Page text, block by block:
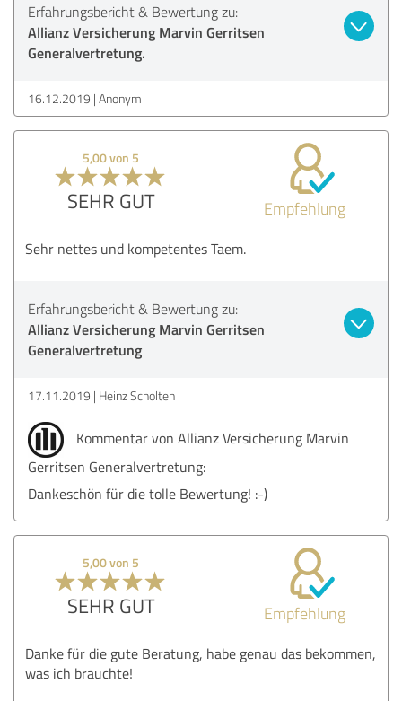
Erfahrungsbericht & Bewertung zu:
Allianz Versicherung Marvin Gerritsen
Generalvertretung.
16.12.2019 Anonym
5,00 von 5
SEHR GUT Empfehlung
Sehr nettes und kompetentes Taem.
Erfahrungsbericht & Bewertung zu:
Allianz Versicherung Marvin Gerritsen
Generalvertretung
17.11.2019 Heinz Scholten
Kommentar von Allianz Versicherung Marvin
Gerritsen Generalvertretung:
Dankeschön für die tolle Bewertung! :-)
5,00 von 5
SEHR GUT Empfehlung
Danke für die gute Beratung, habe genau das bekommen,
was ich brauchte!